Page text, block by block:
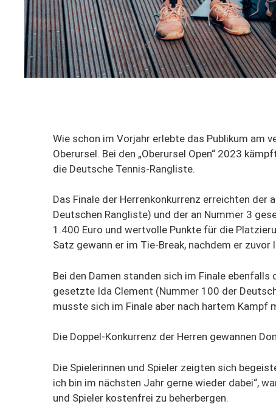
Wie schon im Vorjahr erlebte das Publikum am
Oberursel. Bei den „Oberursel Open“ 2023
die Deutsche Tennis-Rangliste.
Das Finale der Herrenkonkurrenz erreichten
Deutschen Rangliste) und der an Nummer 3
1.400 Euro und wertvolle Punkte für die
Satz gewann er im Tie-Break, nachdem er
Bei den Damen standen sich im Finale
gesetzte Ida Clement (Nummer 100 der
musste sich im Finale aber nach hartem Kampf
Die Doppel-Konkurrenz der Herren gewannen
Die Spielerinnen und Spieler zeigten sich
ich bin im nächsten Jahr gerne wieder dabei“,
und Spieler kostenfrei zu beherbergen.